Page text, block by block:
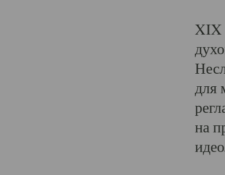
XIX
для
на